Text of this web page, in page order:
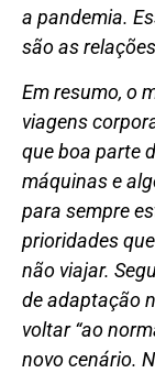
a pandemia.
são as
Em resumo, o
viagens
que boa parte
máquinas e
para sempre
prioridades
não viajar.
de adaptação
voltar “ao
novo cenário.